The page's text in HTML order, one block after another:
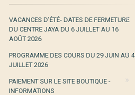
VACANCES D’ÉTÉ- DATES DE FERMETURE
DU CENTRE JAYA DU 6 JUILLET AU 16
AOÛT 2026
PROGRAMME DES COURS DU 29 JUIN AU 4
JUILLET 2026
PAIEMENT SUR LE SITE BOUTIQUE -
INFORMATIONS